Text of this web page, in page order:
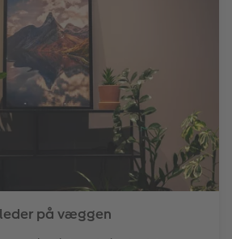
på væggen